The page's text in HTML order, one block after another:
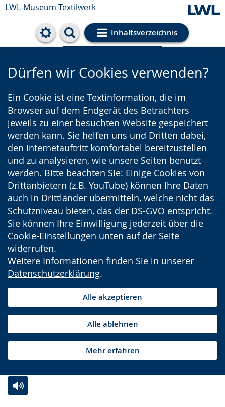
LWL-Museum Textilwerk
Inhaltsverzeichnis
Cookie-Einstellungen
Dürfen wir Cookies verwenden?
Ein Cookie ist eine Textinformation, die im
Browser auf dem Endgerät des Betrachters
jeweils zu einer besuchten Website gespeichert
werden kann. Sie helfen uns und Dritten dabei,
den Internetauftritt komfortabel bereitzustellen
und zu analysieren, wie unsere Seiten benutzt
werden. Bitte beachten Sie: Einige Cookies von
Drittanbietern (z.B. YouTube) können Ihre Daten
auch in Drittländer übermitteln, welche nicht das
Schutzniveau bieten, das der DS-GVO entspricht.
Sie können Ihre Einwilligung jederzeit über die
Cookie-Einstellungen unten auf der Seite
widerrufen.
Weitere Informationen finden Sie in unserer
Datenschutzerklärung.
Alle akzeptieren
Alle ablehnen
Mehr erfahren